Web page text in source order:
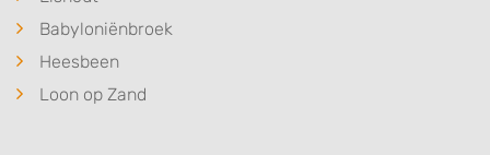
Babyloniënbroek
Heesbeen
Loon op Zand